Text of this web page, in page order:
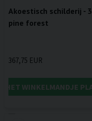
Akoestisch schilderij -
pine forest
367,75 EUR
HET WINKELMANDJE